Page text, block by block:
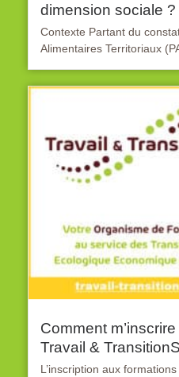
dimension sociale ?
Contexte Partant du
Alimentaires Territoriaux
Comment
Travail &
L’inscription aux